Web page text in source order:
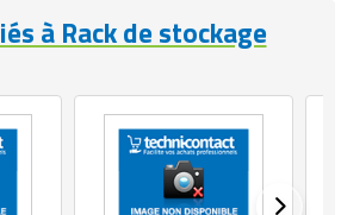
à Rack de stockage